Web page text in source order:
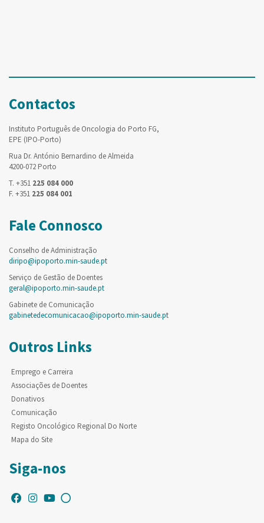
Contactos
Instituto Português de Oncologia do Porto FG,
EPE (IPO-Porto)
Rua Dr. António Bernardino de Almeida
4200-072 Porto
T. +351 225 084 000
F. +351 225 084 001
Fale Connosco
Conselho de Administração
diripo@ipoporto.min-saude.pt
Serviço de Gestão de Doentes
geral@ipoporto.min-saude.pt
Gabinete de Comunicação
gabinetedecomunicacao@ipoporto.min-saude.pt
Outros Links
Emprego e Carreira
Associações de Doentes
Donativos
Comunicação
Registo Oncológico Regional Do Norte
Mapa do Site
Siga-nos